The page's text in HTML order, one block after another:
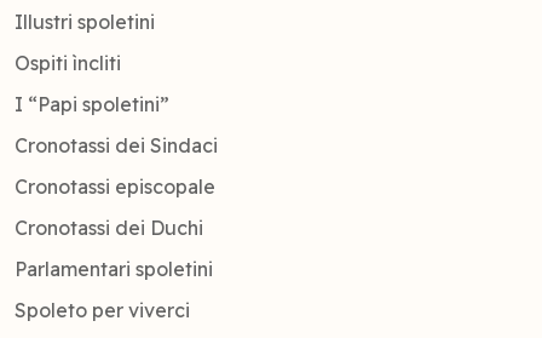
Illustri spoletini
Ospiti ìncliti
I “Papi spoletini”
Cronotassi dei Sindaci
Cronotassi episcopale
Cronotassi dei Duchi
Parlamentari spoletini
Spoleto per viverci